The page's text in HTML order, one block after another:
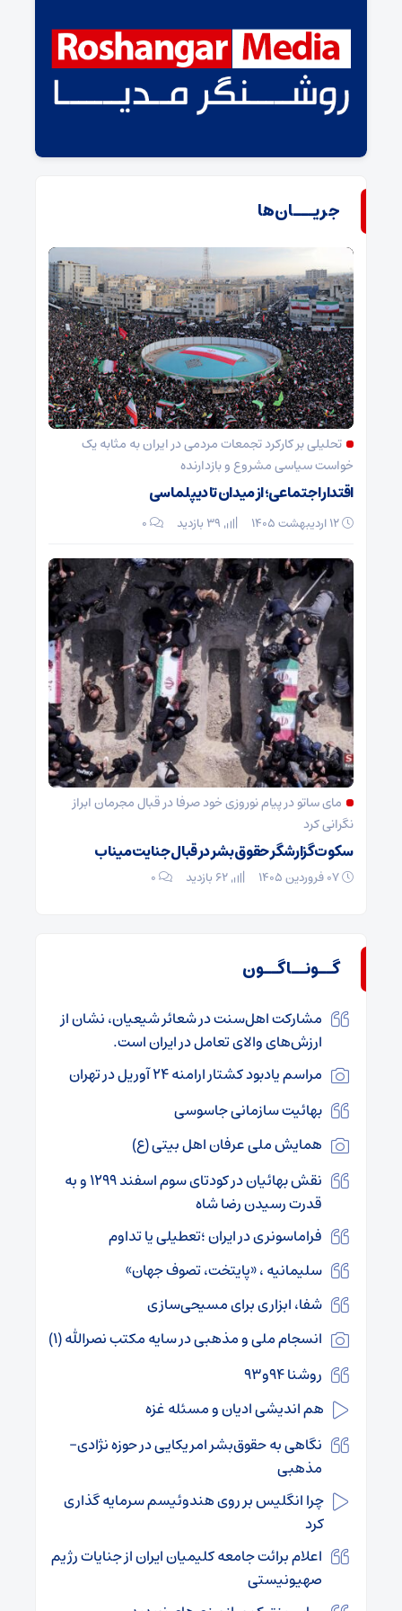
جریـــان‌ها
تحلیلی بر کارکرد تجمعات مردمی در ایران به مثابه یک
خواست سیاسی مشروع و بازدارنده
اقتدار اجتماعی؛ از میدان تا دیپلماسی
۰
مای ساتو در پیام نوروزی خود صرفا در قبال مجرمان ابراز
نگرانی کرد
سکوت گزارشگر حقوق بشر در قبال جنایت میناب
۰
گــونــاگــون
مشارکت اهل‌سنت در شعائر شیعیان، نشان از
ارز‌‌ش‌های والای تعامل در ایران است.
مراسم یادبود کشتار ارامنه ۲۴ آوریل در تهران
بهائیت سازمانی جاسوسی
همایش ملی عرفان اهل بیتی (ع)
نقش بهائیان در کودتای سوم اسفند ۱۲۹۹ و به
قدرت رسیدن رضا شاه
فراماسونری در ایران ؛تعطیلی یا تداوم
سلیمانیه ، «پایتخت، تصوف جهان»
شفا، ابزاری برای مسیحی‌سازی
انسجام ملی و مذهبی در سایه مکتب نصرالله (۱)
روشنا ۹۴و۹۳
هم اندیشی ادیان و مسئله غزه
نگاهی به حقوق‌بشر امریکایی در حوزه نژادی-
مذهبی
چرا انگلیس بر روی هندوئیسم سرمایه گذاری
کرد
اعلام برائت جامعه کلیمیان ایران از جنایات رژیم
صهیونیستی